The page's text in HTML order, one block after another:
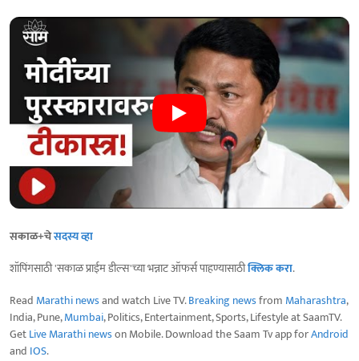
सकाळ+चेसदस्य व्हा
शॉपिंगसाठी 'सकाळ प्राईम डील्स'च्या भन्नाट ऑफर्स पाहण्यासाठीक्लिक करा.
Read Marathi newsand watch Live TV.Breaking newsfrom Maharashtra,
India, Pune,Mumbai, Politics, Entertainment, Sports, Lifestyle at SaamTV.
GetLive Marathi newson Mobile. Download the Saam Tv app forAndroid
and IOS.